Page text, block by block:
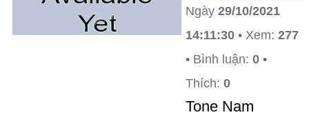
Ngày 29/10/2021
14:11:30 • Xem: 277
• Bình luận: 0 •
Thích: 0
Tone Nam